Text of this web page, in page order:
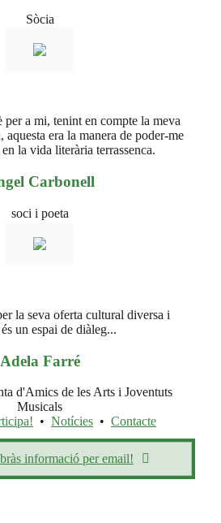
Sòcia
per a mi, tenint en compte la meva
aquesta era la manera de poder-me
la vida literària terrassenca.
Carbonell
soci i poeta
la seva oferta cultural diversa i
un espai de diàleg...
Adela Farré
d'Amics de les Arts i Joventuts
Musicals
• Notícies • Contacte
informació per email!